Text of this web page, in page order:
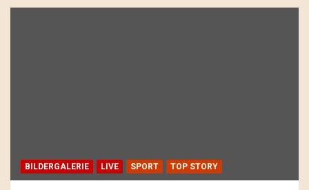
BILDERGALERIE LIVE SPORT TOP STORY